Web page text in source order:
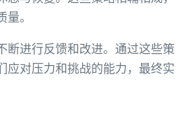
。
断进行反馈和改进。通过这些策
应对压力和挑战的能力，最终实